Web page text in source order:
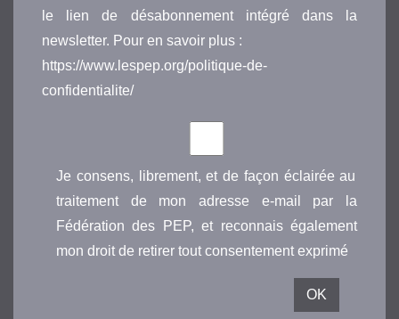
le lien de désabonnement intégré dans la
newsletter. Pour en savoir plus :
https://www.lespep.org/politique-de-
confidentialite/
Je consens, librement, et de façon éclairée au
traitement de mon adresse e-mail par la
Fédération des PEP, et reconnais également
mon droit de retirer tout consentement exprimé